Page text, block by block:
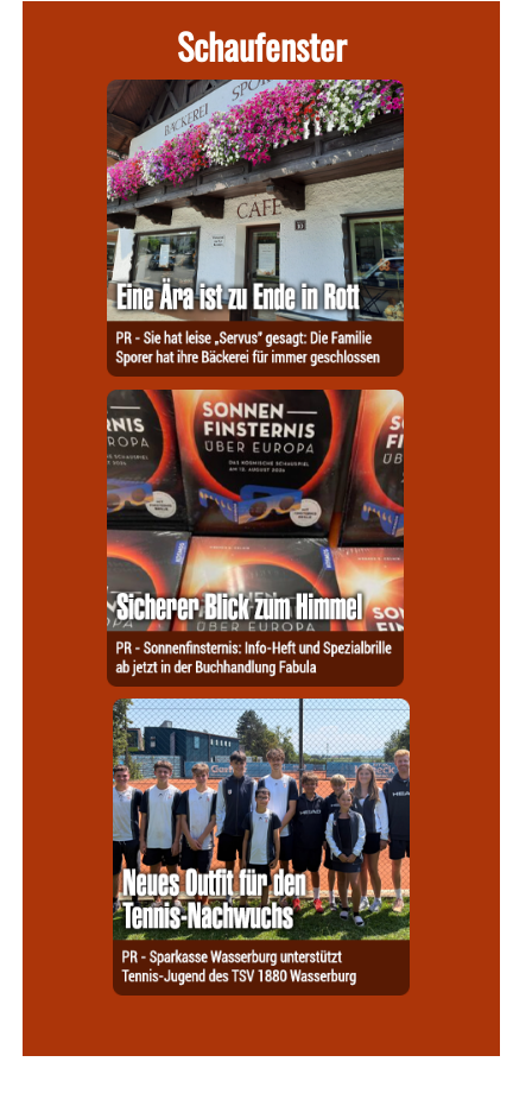
Schaufenster